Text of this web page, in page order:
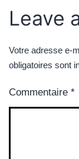
Leave
Votre adresse e-
obligatoires sont
Commentaire *